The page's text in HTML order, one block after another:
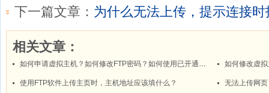
下一篇文章： 为什么无法上传，提示连接
相关文章：
如何申请虚拟主机？如何修改FTP密码？如何使用已开通虚拟主机上传网站数据？ 如何修改虚
使用FTP软件上传主页时，主机地址应该填什么？ 无法上传网